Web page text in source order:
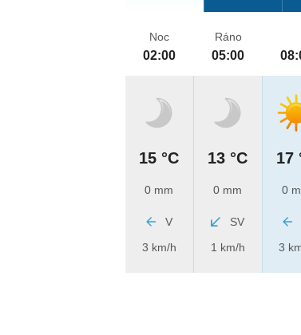
Noc
02:00
15 °C
0 mm
V
3 km/h
Ráno
05:00
13 °C
0 mm
SV
1 km/h
17
0
3